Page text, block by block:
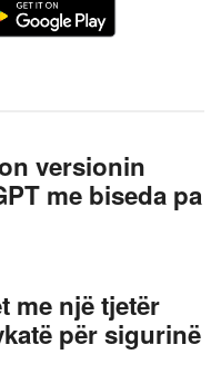
versionin
me biseda pa
me një tjetër
për sigurinë